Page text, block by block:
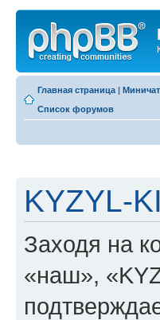
Главная страница | Миничат
Список форумов
KYZYL-
Заходя на
«наш»,